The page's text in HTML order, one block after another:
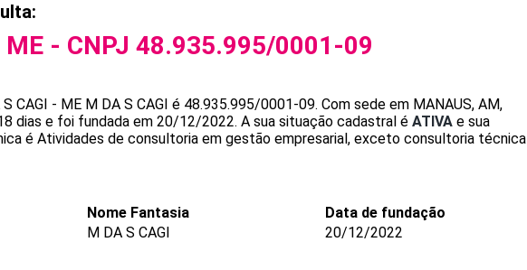
ME - CNPJ 48.935.995/0001-09
CAGI - ME M DA S CAGI é 48.935.995/0001-09. Com sede em MANAUS, AM,
dias e foi fundada em 20/12/2022. A sua situação cadastral é ATIVA e sua
é Atividades de consultoria em gestão empresarial, exceto consultoria técnica
Nome Fantasia
M DA S CAGI
Data de fundação
20/12/2022